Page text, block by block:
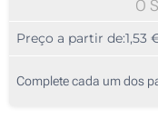
50
125
O
Preço a partir de:1,53
Complete cada um dos